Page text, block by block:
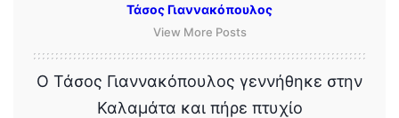
Τάσος Γιαννακόπουλος
View More Posts
Ο Τάσος Γιαννακόπουλος γεννήθηκε στην
Καλαμάτα και πήρε πτυχίο